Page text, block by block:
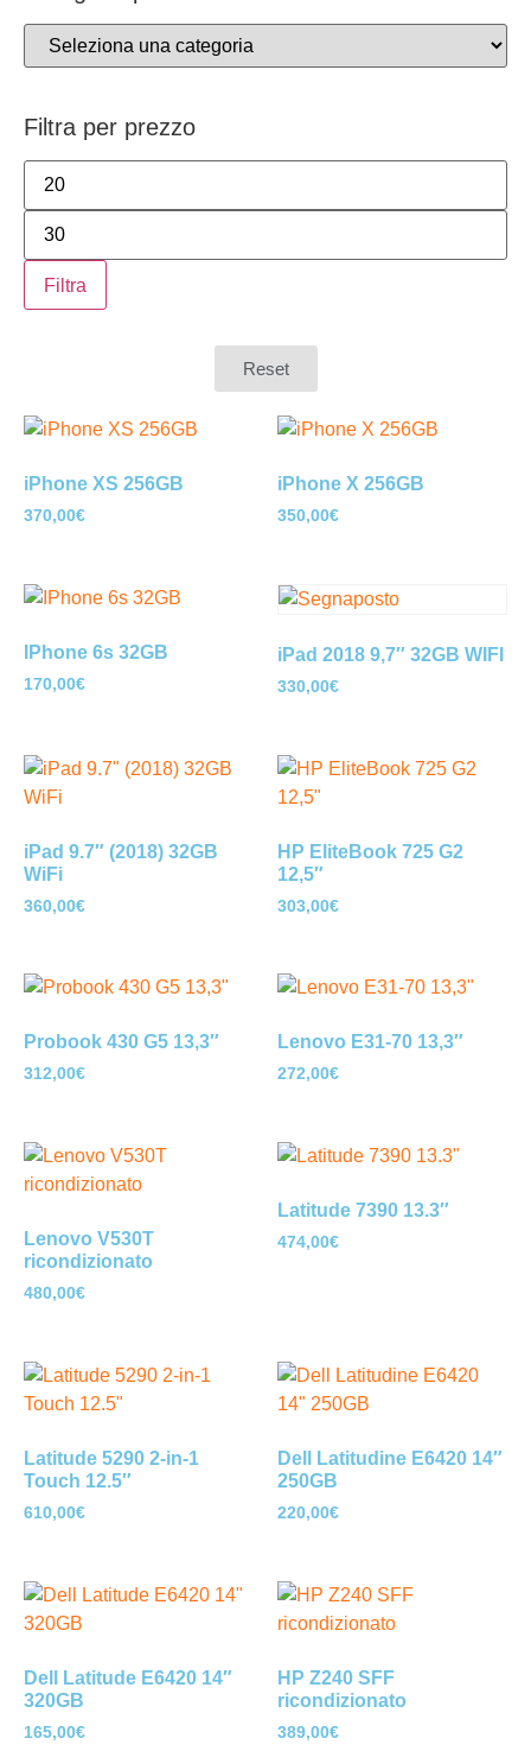
Filtra per prezzo
Filtra
Reset
iPhone XS 256GB
370,00€
iPhone X 256GB
350,00€
IPhone 6s 32GB
170,00€
iPad 2018 9,7″ 32GB WIFI
330,00€
iPad 9.7″ (2018) 32GB
WiFi
360,00€
HP EliteBook 725 G2
12,5″
303,00€
Probook 430 G5 13,3″
312,00€
Lenovo E31-70 13,3″
272,00€
Lenovo V530T
ricondizionato
480,00€
Latitude 7390 13.3″
474,00€
Latitude 5290 2-in-1
Touch 12.5″
610,00€
Dell Latitudine E6420 14″
250GB
220,00€
Dell Latitude E6420 14″
320GB
165,00€
HP Z240 SFF
ricondizionato
389,00€